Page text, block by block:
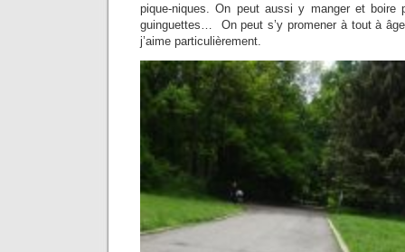
pique-niques. On peut aussi y manger et boire
guinguettes… On peut s’y promener à tout à
j’aime particulièrement.